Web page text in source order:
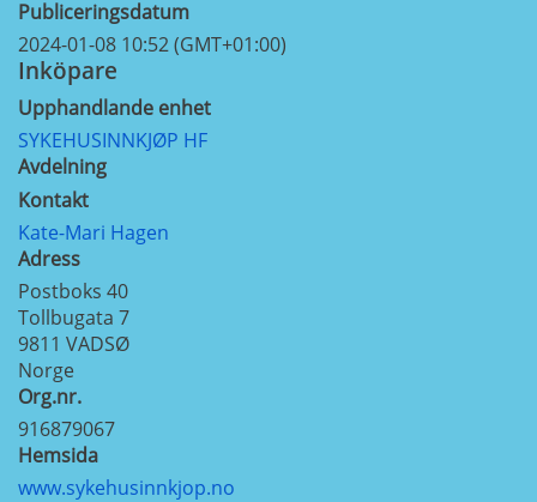
Publiceringsdatum
2024-01-08 10:52 (GMT+01:00)
Inköpare
Upphandlande enhet
SYKEHUSINNKJØP HF
Avdelning
Kontakt
Kate-Mari Hagen
Adress
Postboks 40
Tollbugata 7
9811 VADSØ
Norge
Org.nr.
916879067
Hemsida
www.sykehusinnkjop.no